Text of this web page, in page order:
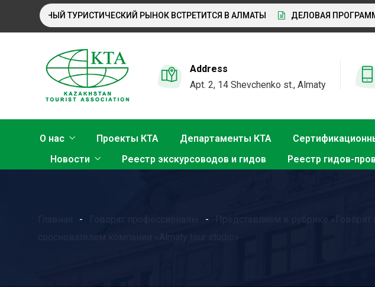
ТУРИСТИЧЕСКИЙ РЫНОК ВСТРЕТИТСЯ В АЛМАТЫ ДЕЛОВАЯ ПРОГРАММА
Address
Apt. 2, 14 Shevchenko st., Almaty
О нас Проекты КТА Департаменты КТА
Новости
Реестр экскурсоводов и гидов Реестр гидов-